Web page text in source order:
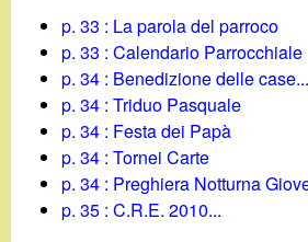
p. 33 : La parola del parroco
p. 33 : Calendario Parrocchiale
p. 34 : Benedizione delle case...
p. 34 : Triduo Pasquale
p. 34 : Festa dei Papà
p. 34 : Tornei Carte
p. 34 : Preghiera Notturna
p. 35 : C.R.E. 2010...